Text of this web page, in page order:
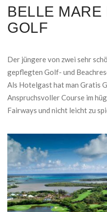
BELLE MARE
GOLF
Der jüngere von zwei sehr
gepflegten Golf- und
Als Hotelgast hat man Gratis
Anspruchsvoller Course im
Fairways und nicht leicht zu